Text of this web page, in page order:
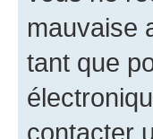
mauvaise
tant que
contacter